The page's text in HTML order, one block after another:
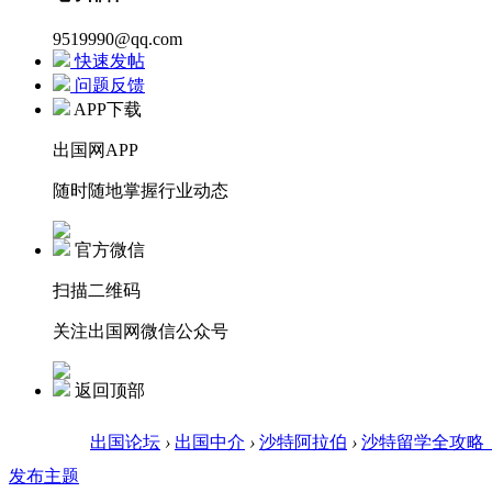
9519990@qq.com
快速发帖
问题反馈
APP下载
出国网APP
随时随地掌握行业动态
官方微信
扫描二维码
关注出国网微信公众号
返回顶部
出国论坛 › 出国中介 › 沙特阿拉伯 › 沙特留学全攻略
发布主题